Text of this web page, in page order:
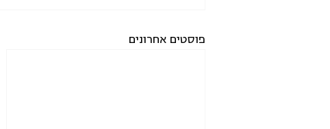
פוסטים אחרונים